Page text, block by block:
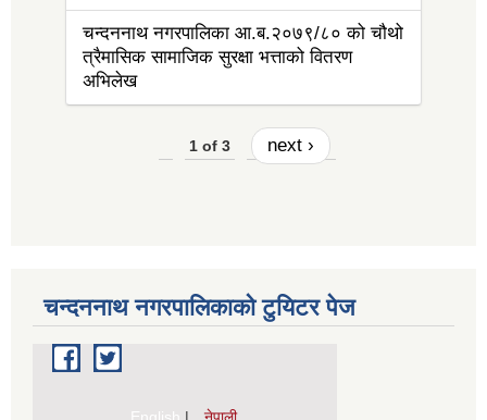
चन्दननाथ नगरपालिका आ.ब.२०७९/८० को चौथो
त्रैमासिक सामाजिक सुरक्षा भत्ताको वितरण
अभिलेख
1 of 3 next ›
चन्दननाथ नगरपालिकाको टुयिटर पेज